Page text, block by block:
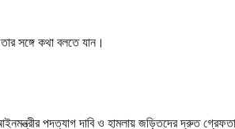
সঙ্গে কথা বলতে যান।
পদত্যাগ দাবি ও হামলায় জড়িতদের দ্রুত